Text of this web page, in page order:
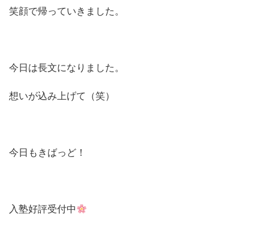
笑顔で帰っていきました。
今日は長文になりました。
想いが込み上げて（笑）
今日もきばっど！
入塾好評受付中